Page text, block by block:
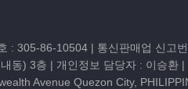
: 305-86-10504 | 통신판매업 신고
동) 3층 | 개인정보 담당자 : 이승환 |
Avenue Quezon City,